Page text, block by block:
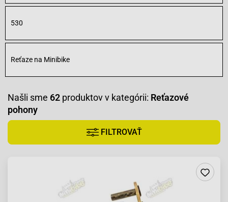
530
Reťaze na Minibike
Našli sme 62 produktov v kategórii: Reťazové
pohony
FILTROVAŤ